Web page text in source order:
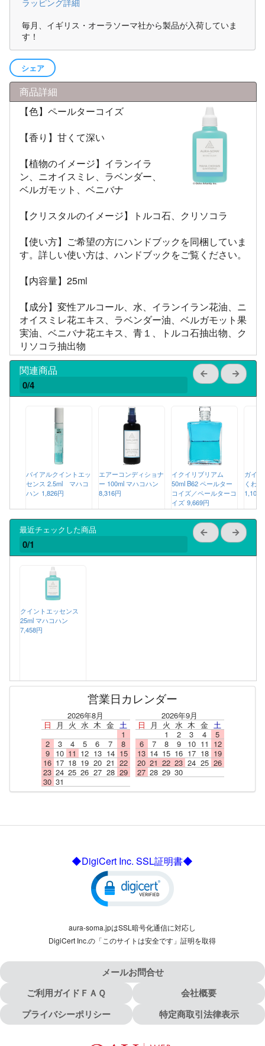
ラッピング詳細
毎月、イギリス・オーラソーマ社から製品が入荷していま
す！
シェア
商品詳細
【色】ペールターコイズ
【香り】甘くて深い
【植物のイメージ】イランイラ
ン、ニオイスミレ、ラベンダー、
ベルガモット、ベニバナ
【クリスタルのイメージ】トルコ石、クリソコラ
【使い方】ご希望の方にハンドブックを同梱していま
す。詳しい使い方は、ハンドブックをご覧ください。
【内容量】25ml
【成分】変性アルコール、水、イランイラン花油、ニ
オイスミレ花エキス、ラベンダー油、ベルガモット果
実油、ベニバナ花エキス、青１、トルコ石抽出物、ク
リソコラ抽出物
関連商品
0/4
バイアルクイントエッ
センス 2.5ml マハコ
ハン 1,826円
エアーコンディショナ
ー 100ml マハコハン
8,316円
イクイリブリアム
50ml B62 ペールター
コイズ／ペールターコ
イズ 9,669円
ガイ
くわ
1,100
最近チェックした商品
0/1
クイントエッセンス
25ml マハコハン
7,458円
営業日カレンダー
2026年8月
日
月 火 水 木 金 土
1
2
3 4 5 6 7
8
9
10 11 12 13 14 15
16 17 18 19 20 21 22
23 24 25 26 27 28 29
30 31
2026年9月
日
月 火 水 木 金 土
1
2 3 4
5
6
7 8 9 10 11 12
13 14 15 16 17 18 19
20 21 22 23 24 25 26
27 28 29 30
◆DigiCert Inc. SSL証明書◆
aura-soma.jpはSSL暗号化通信に対応し
DigiCert Inc.の「このサイトは安全です」証明を取得
メールお問合せ
ご利用ガイドＦＡＱ
会社概要
プライバシーポリシー
特定商取引法律表示